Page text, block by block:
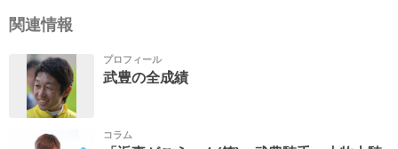
関連情報
プロフィール
武豊の全成績
コラム